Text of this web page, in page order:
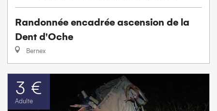
Randonnée encadrée ascension de la
Dent d'Oche
Bernex
3 €
Adulte